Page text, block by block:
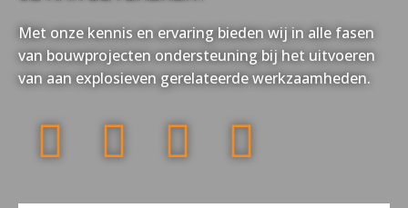
Met onze kennis en ervaring bieden wij in alle fasen
van bouwprojecten ondersteuning bij het uitvoeren
van aan explosieven gerelateerde werkzaamheden.